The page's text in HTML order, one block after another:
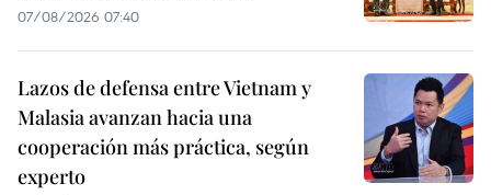
07/08/2026 07:40
Lazos de defensa entre Vietnam y
Malasia avanzan hacia una
cooperación más práctica, según
experto